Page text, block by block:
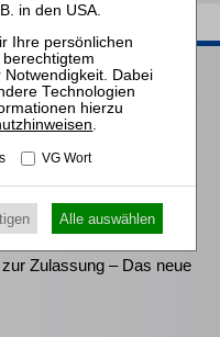
Zulassung – Das neue
VG Wort
Alle auswählen